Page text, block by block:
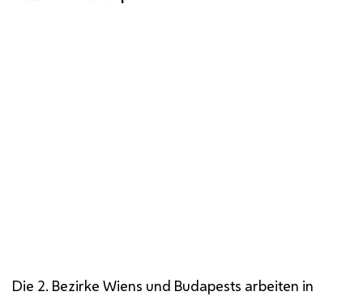
Die 2. Bezirke Wiens und Budapests arbeiten in